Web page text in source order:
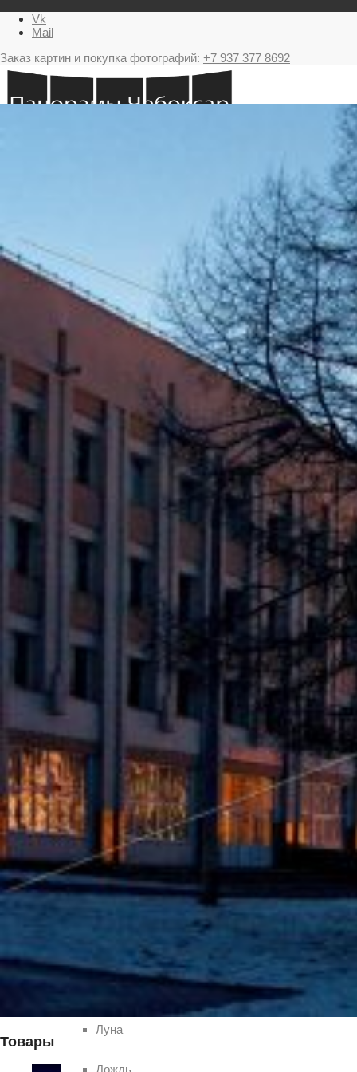
Vk
Mail
Заказ картин и покупка фотографий: +7 937 377 8692
Картина в подарок с видами Чебоксар
Фестиваль фейерверков в Чебоксарах
Ночные Чебоксары фотографии и панорамы
Салюты Чебоксары
Вечерние Чебоксары
Фото Чебоксары
Чебоксарский залив
О нас
Как купить или заказать фотографию?
Фото чебоксар
Фото Чебоксар, Новочебоксарска и окрестностей
Каталог фотографий Чебоксар Лучшие фотографии
Чебоксар и окрестностей по временам года
Погода
Туман
Снег
Пасмурно
Луна
Дождь
Товары